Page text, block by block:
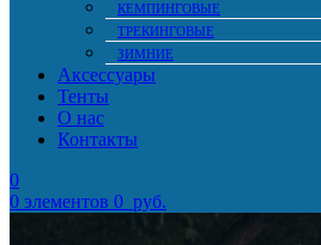
КЕМПИНГОВЫЕ
ТРЕКИНГОВЫЕ
ЗИМНИЕ
Аксессуары
Тенты
О нас
Контакты
0
0 элементов 0 руб.